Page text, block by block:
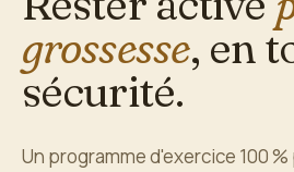
grossesse, en
sécurité.
Un programme d'exercice 100